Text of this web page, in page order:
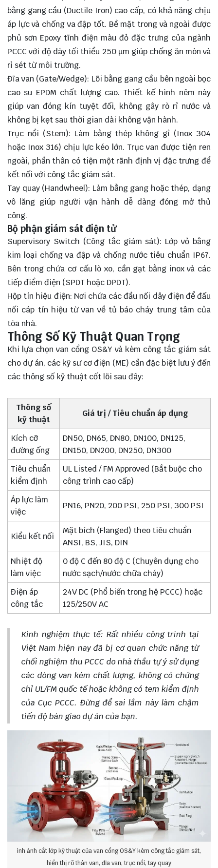
bằng gang cầu (Ductile Iron) cao cấp, có khả năng chịu
áp lực và chống va đập tốt. Bề mặt trong và ngoài được
phủ sơn Epoxy tĩnh điện màu đỏ đặc trưng của ngành
PCCC với độ dày tối thiểu 250 µm giúp chống ăn mòn và
rỉ sét từ môi trường.
Đĩa van (Gate/Wedge): Lõi bằng gang cầu bên ngoài bọc
cao su EPDM chất lượng cao. Thiết kế hình nêm này
giúp van đóng kín tuyệt đối, không gây rò rỉ nước và
không bị kẹt sau thời gian dài không vận hành.
Trục nổi (Stem): Làm bằng thép không gỉ (Inox 304
hoặc Inox 316) chịu lực kéo lớn. Trục van được tiện ren
ngoài, phần thân có tiện một rãnh định vị đặc trưng để
kết nối với công tắc giám sát.
Tay quay (Handwheel): Làm bằng gang hoặc thép, dạng
vô lăng giúp người vận hành dễ dàng đóng mở thủ
công.
Bộ phận giám sát điện tử
Supervisory Switch (Công tắc giám sát): Lớp vỏ bằng
kim loại chống va đập và chống nước tiêu chuẩn IP67.
Bên trong chứa cơ cấu lò xo, cần gạt bằng inox và các
tiếp điểm điện (SPDT hoặc DPDT).
Hộp tín hiệu điện: Nơi chứa các đầu nối dây điện để đấu
nối cáp tín hiệu từ van về tủ báo cháy trung tâm của
tòa nhà.
Thông Số Kỹ Thuật Quan Trọng
Khi lựa chọn van cổng OS&Y và kèm công tắc giám sát
cho dự án, các kỹ sư cơ điện (ME) cần đặc biệt lưu ý đến
các thông số kỹ thuật cốt lõi sau đây:
Thông số
kỹ thuật
Giá trị / Tiêu chuẩn áp dụng
Kích cỡ
đường ống
DN50, DN65, DN80, DN100, DN125,
DN150, DN200, DN250, DN300
Tiêu chuẩn
kiểm định
UL Listed / FM Approved (Bắt buộc cho
công trình cao cấp)
Áp lực làm
việc
PN16, PN20, 200 PSI, 250 PSI, 300 PSI
Kiểu kết nối
Mặt bích (Flanged) theo tiêu chuẩn
ANSI, BS, JIS, DIN
Nhiệt độ
làm việc
0 độ C đến 80 độ C (Chuyên dụng cho
nước sạch/nước chữa cháy)
Điện áp
công tắc
24V DC (Phổ biến trong hệ PCCC) hoặc
125/250V AC
Kinh nghiệm thực tế: Rất nhiều công trình tại
Việt Nam hiện nay đã bị cơ quan chức năng từ
chối nghiệm thu PCCC do nhà thầu tự ý sử dụng
các dòng van kém chất lượng, không có chứng
chỉ UL/FM quốc tế hoặc không có tem kiểm định
của Cục PCCC. Đừng để sai lầm này làm chậm
tiến độ bàn giao dự án của bạn.
ình ảnh cắt lớp kỹ thuật của van cổng OS&Y kèm công tắc giám sát,
hiển thị rõ thân van, đĩa van, trục nổi, tay quay